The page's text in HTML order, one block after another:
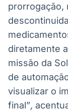
prorrogação,
diretamente
missão da
de
visualizar o
final”,